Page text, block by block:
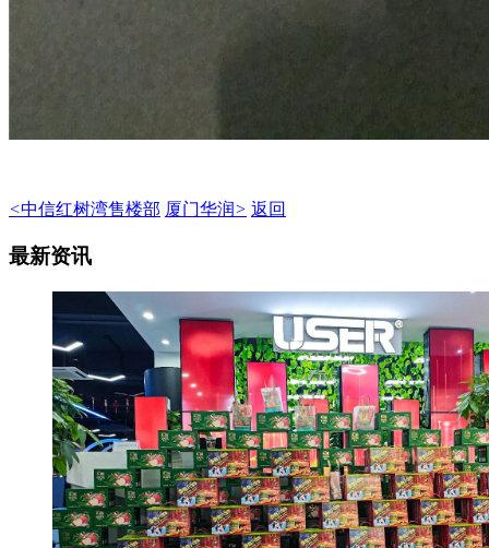
<中信红树湾售楼部 厦门华润> 返回
最新资讯